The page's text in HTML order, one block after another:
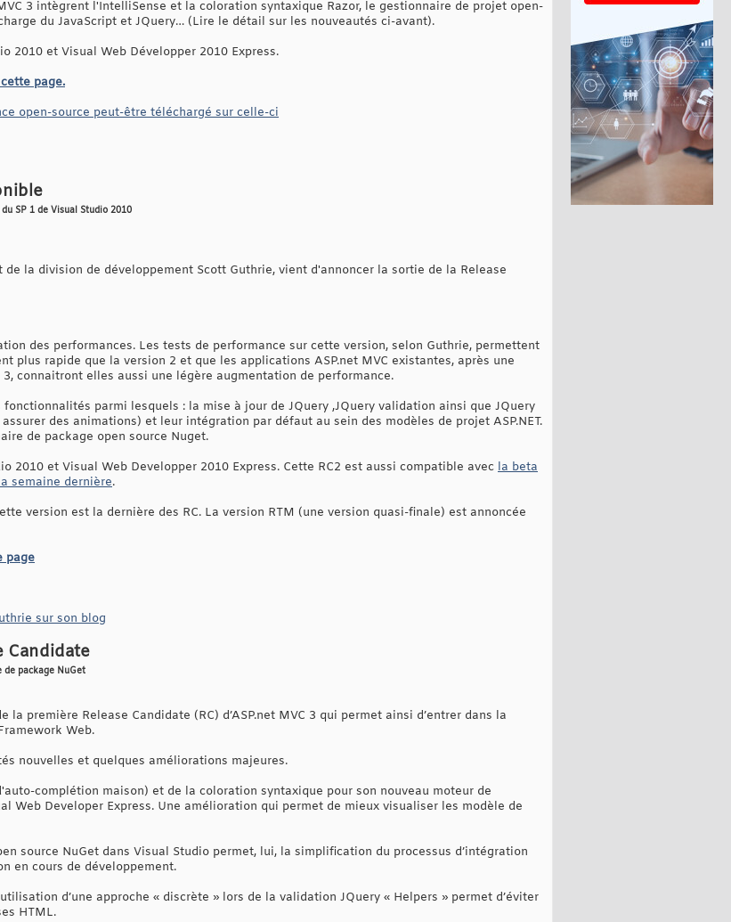
3 intègrent l'IntelliSense et la coloration syntaxique Razor, le gestionnaire de projet open-
du JavaScript et JQuery… (Lire le détail sur les nouveautés ci-avant).
2010 et Visual Web Développer 2010 Express.
page.
open-source peut-être téléchargé sur celle-ci
SP 1 de Visual Studio 2010
la division de développement Scott Guthrie, vient d'annoncer la sortie de la Release
des performances. Les tests de performance sur cette version, selon Guthrie, permettent
plus rapide que la version 2 et que les applications ASP.net MVC existantes, après une
connaitront elles aussi une légère augmentation de performance.
parmi lesquels : la mise à jour de JQuery ,JQuery validation ainsi que JQuery
des animations) et leur intégration par défaut au sein des modèles de projet ASP.NET.
de package open source Nuget.
2010 et Visual Web Developper 2010 Express. Cette RC2 est aussi compatible avec la beta
semaine dernière.
version est la dernière des RC. La version RTM (une version quasi-finale) est annoncée
page
sur son blog
Candidate
de package NuGet
première Release Candidate (RC) d’ASP.net MVC 3 qui permet ainsi d’entrer dans la
Web.
nouvelles et quelques améliorations majeures.
complétion maison) et de la coloration syntaxique pour son nouveau moteur de
Web Developer Express. Une amélioration qui permet de mieux visualiser les modèle de
source NuGet dans Visual Studio permet, lui, la simplification du processus d’intégration
en cours de développement.
d’une approche « discrète » lors de la validation JQuery « Helpers » permet d’éviter
HTML.